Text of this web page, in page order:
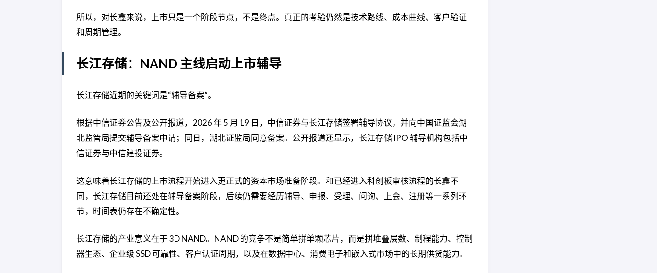
所以，对长鑫来说，上市只是一个阶段节点，不是终点。真正的考验仍然是技术路线、成本曲线、客户验证
和周期管理。
长江存储：NAND 主线启动上市辅导
长江存储近期的关键词是“辅导备案”。
根据中信证券公告及公开报道，2026 年 5 月 19 日，中信证券与长江存储签署辅导协议，并向中国证监会湖
北监管局提交辅导备案申请；同日，湖北证监局同意备案。公开报道还显示，长江存储 IPO 辅导机构包括中
信证券与中信建投证券。
这意味着长江存储的上市流程开始进入更正式的资本市场准备阶段。和已经进入科创板审核流程的长鑫不
同，长江存储目前还处在辅导备案阶段，后续仍需要经历辅导、申报、受理、问询、上会、注册等一系列环
节，时间表仍存在不确定性。
长江存储的产业意义在于 3D NAND。NAND 的竞争不是简单拼单颗芯片，而是拼堆叠层数、制程能力、控制
器生态、企业级 SSD 可靠性、客户认证周期，以及在数据中心、消费电子和嵌入式市场中的长期供货能力。